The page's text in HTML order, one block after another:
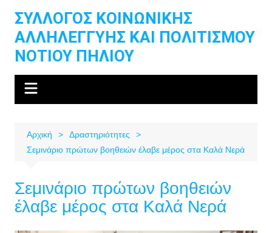
περιεχόμενο
ΣΥΛΛΟΓΟΣ ΚΟΙΝΩΝΙΚΗΣ
ΑΛΛΗΛΕΓΓΥΗΣ ΚΑΙ ΠΟΛΙΤΙΣΜΟΥ
ΝΟΤΙΟΥ ΠΗΛΙΟΥ
Αρχική
Δραστηριότητες
Σεμινάριο πρώτων βοηθειών έλαβε μέρος στα Καλά Νερά
Σεμινάριο πρώτων βοηθειών
έλαβε μέρος στα Καλά Νερά